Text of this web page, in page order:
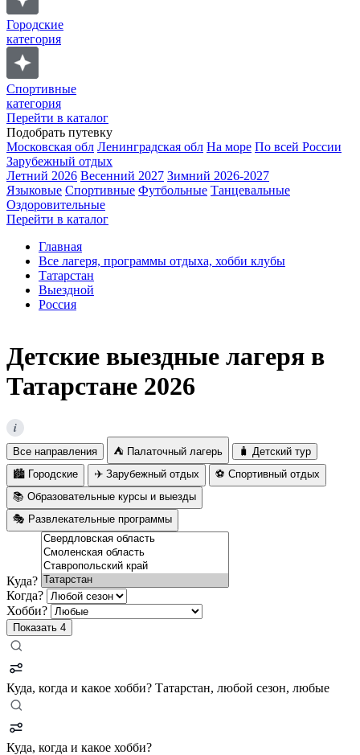
Городские
категория
Спортивные
категория
Перейти в каталог
Подобрать путевку
Московская обл Ленинградская обл На море По всей России
Зарубежный отдых
Летний 2026 Весенний 2027 Зимний 2026-2027
Языковые Спортивные Футбольные Танцевальные
Оздоровительные
Перейти в каталог
Главная
Все лагеря, программы отдыха, хобби клубы
Татарстан
Выездной
Россия
Детские выездные лагеря в
Татарстане 2026
i
Все направления ⛺ Палаточный лагерь
🧳 Детский тур
🏙️ Городские
✈️ Зарубежный отдых
⚽ Спортивный отдых
📚 Образовательные курсы и выезды
🎭 Развлекательные программы
Куда?
Когда?
Хобби?
Показать 4
Куда, когда и какое хобби? Татарстан, любой сезон, любые
Куда, когда и какое хобби?